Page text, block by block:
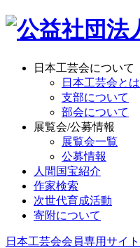
日本工芸会について
日本工芸会とは
支部について
部会について
展覧会/公募情報
展覧会一覧
公募情報
人間国宝紹介
作家検索
次世代育成活動
寄附について
日本工芸会会員専用サイト